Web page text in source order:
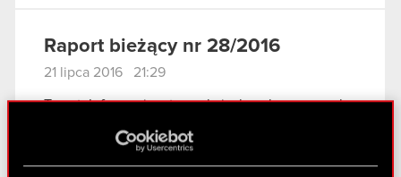
Raport bieżący nr 28/2016
21 lipca 2016 21:29
Temat: Informacja o transakcjach wykonywanych
Podstawa prawna: Art. 19 ust. 3 MAR
Treść raportu: Zarząd spółki CD PROJEKT S.A. z